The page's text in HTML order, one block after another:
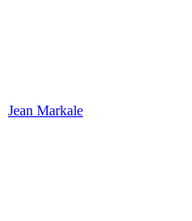
Jean Markale